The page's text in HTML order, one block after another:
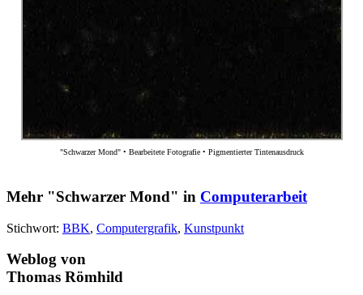
"Schwarzer Mond" • Bearbeitete Fotografie • Pigmentierter Tintenausdruck
Mehr "Schwarzer Mond" in Computerarbeit
Stichwort: BBK, Computergrafik, Kunstpunkt
Weblog von
Thomas Römhild